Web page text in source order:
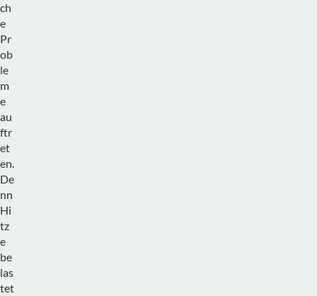
ch
e
Pr
ob
le
m
e
au
ftr
et
en.
De
nn
Hi
tz
e
be
las
tet